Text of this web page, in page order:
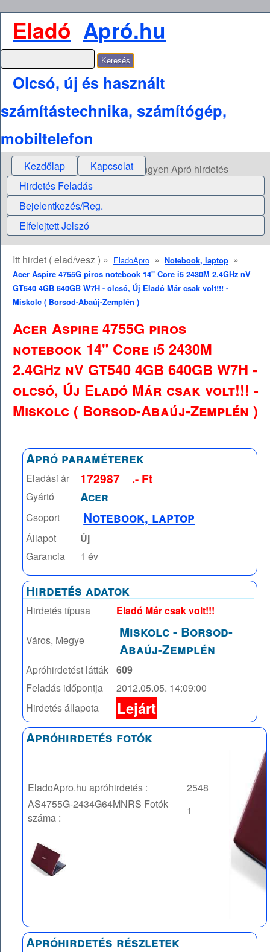
Eladó Apró.hu
Olcsó, új és használt
számítástechnika, számítógép,
mobiltelefon
Kezdőlap Kapcsolat
Ingyen Apró hirdetés
Hirdetés Feladás
Bejelentkezés/Reg.
Elfelejtett Jelszó
Itt hirdet ( elad/vesz ) » EladoApro » Notebook, laptop »
Acer Aspire 4755G piros notebook 14" Core i5 2430M 2.4GHz nV
GT540 4GB 640GB W7H - olcsó, Új Eladó Már csak volt!!! -
Miskolc ( Borsod-Abaúj-Zemplén )
Acer Aspire 4755G piros
notebook 14" Core i5 2430M
2.4GHz nV GT540 4GB 640GB W7H -
olcsó, Új Eladó Már csak volt!!! -
Miskolc ( Borsod-Abaúj-Zemplén )
Apró paraméterek
Eladási ár 172987 .- Ft
Gyártó Acer
Csoport Notebook, laptop
Állapot
Új
Garancia
1 év
Hirdetés adatok
Hirdetés típusa Eladó Már csak volt!!!
Város, Megye Miskolc- Borsod-
Abaúj-Zemplén
Apróhirdetést látták 609
Feladás időpontja
2012.05.05. 14:09:00
Hirdetés állapota
Lejárt
Apróhirdetés fotók
EladoApro.hu apróhirdetés :
2548
AS4755G-2434G64MNRS Fotók
száma :
1
Apróhirdetés részletek